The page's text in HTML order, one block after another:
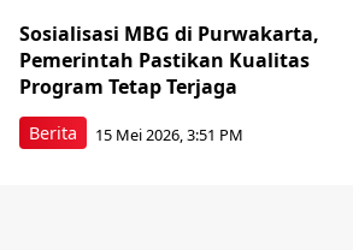
Berita
Sosialisasi MBG di Purwakarta,
Pemerintah Pastikan Kualitas
Program Tetap Terjaga
15 Mei 2026, 3:51 PM